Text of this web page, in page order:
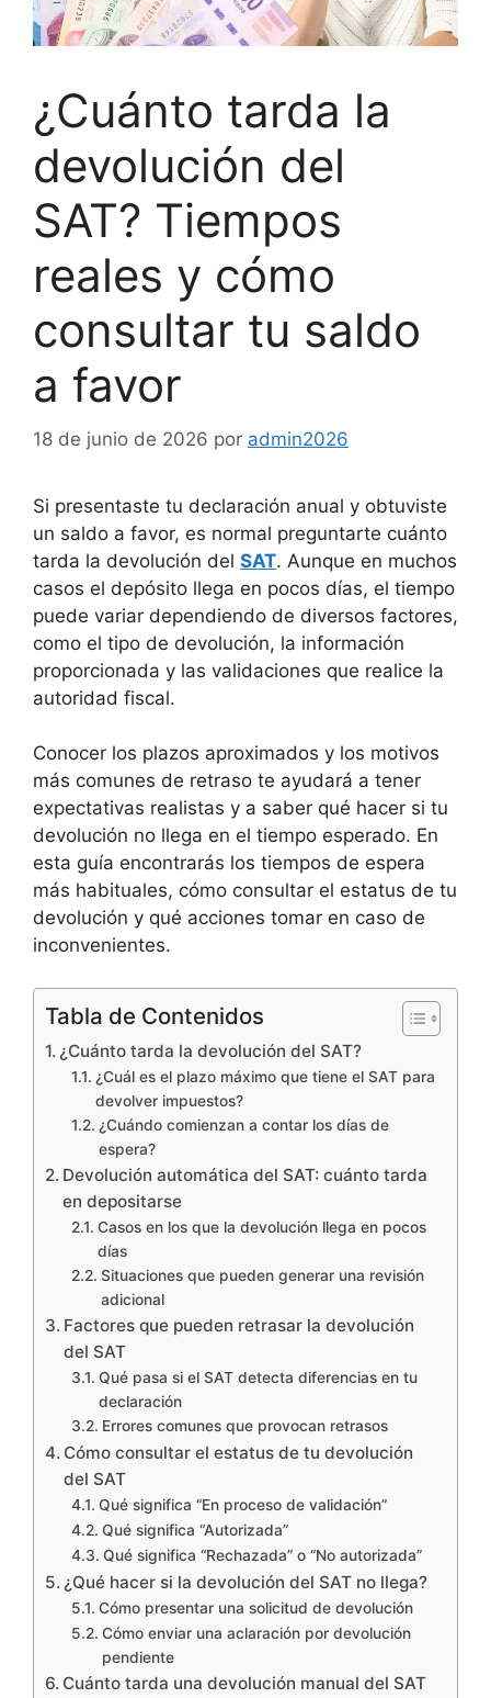
¿Cuánto tarda la
devolución del
SAT? Tiempos
reales y cómo
consultar tu saldo
a favor
18 de junio de 2026 por admin2026
Si presentaste tu declaración anual y obtuviste
un saldo a favor, es normal preguntarte cuánto
tarda la devolución del SAT. Aunque en muchos
casos el depósito llega en pocos días, el tiempo
puede variar dependiendo de diversos factores,
como el tipo de devolución, la información
proporcionada y las validaciones que realice la
autoridad fiscal.
Conocer los plazos aproximados y los motivos
más comunes de retraso te ayudará a tener
expectativas realistas y a saber qué hacer si tu
devolución no llega en el tiempo esperado. En
esta guía encontrarás los tiempos de espera
más habituales, cómo consultar el estatus de tu
devolución y qué acciones tomar en caso de
inconvenientes.
Tabla de Contenidos
¿Cuánto tarda la devolución del SAT?
¿Cuál es el plazo máximo que tiene el SAT para
devolver impuestos?
¿Cuándo comienzan a contar los días de
espera?
Devolución automática del SAT: cuánto tarda
en depositarse
Casos en los que la devolución llega en pocos
días
Situaciones que pueden generar una revisión
adicional
Factores que pueden retrasar la devolución
del SAT
Qué pasa si el SAT detecta diferencias en tu
declaración
Errores comunes que provocan retrasos
Cómo consultar el estatus de tu devolución
del SAT
Qué significa “En proceso de validación”
Qué significa “Autorizada”
Qué significa “Rechazada” o “No autorizada”
¿Qué hacer si la devolución del SAT no llega?
Cómo presentar una solicitud de devolución
Cómo enviar una aclaración por devolución
pendiente
Cuánto tarda una devolución manual del SAT